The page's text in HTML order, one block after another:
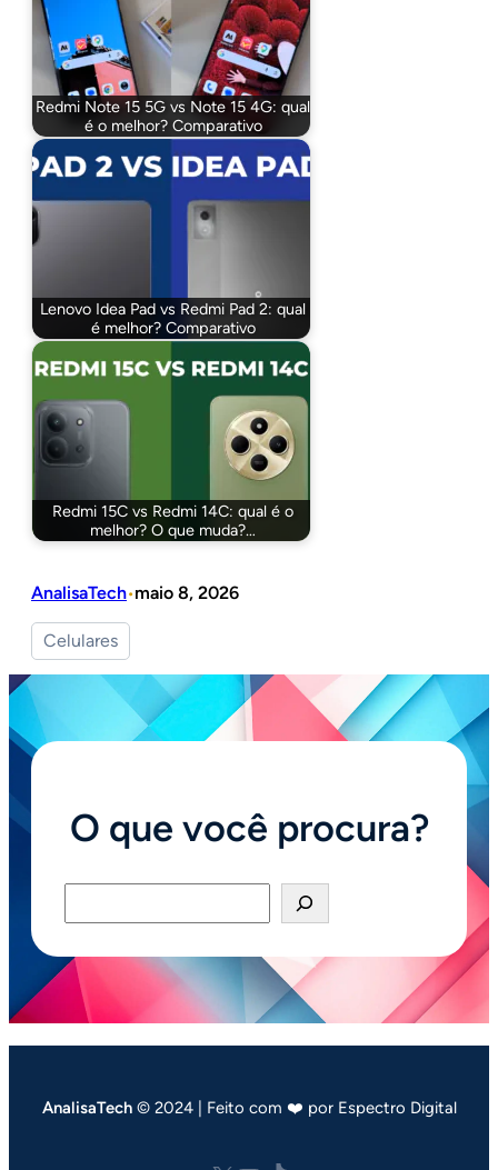
Redmi Note 15 5G vs Note 15 4G: qual
é o melhor? Comparativo
Lenovo Idea Pad vs Redmi Pad 2: qual
é melhor? Comparativo
Redmi 15C vs Redmi 14C: qual é o
melhor? O que muda?…
AnalisaTech•maio 8, 2026
Celulares
O que você procura?
AnalisaTech © 2024 | Feito com ❤️ por Espectro Digital